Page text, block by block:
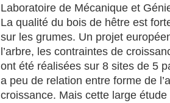
Laboratoire de Mécanique et
La qualité du bois de hêtre est
sur les grumes. Un projet
l’arbre, les contraintes de
ont été réalisées sur 8 sites de 5
a peu de relation entre forme de
croissance. Mais cette large